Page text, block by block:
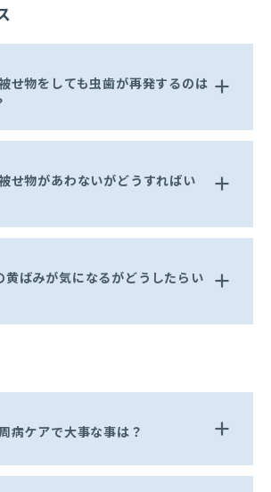
せ物をしても虫歯が再発するのは
せ物があわないがどうすればい
黄ばみが気になるがどうしたらい
病ケアで大事な事は？